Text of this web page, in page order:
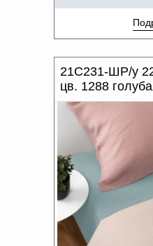
21С231-ШР/у
цв. 1288